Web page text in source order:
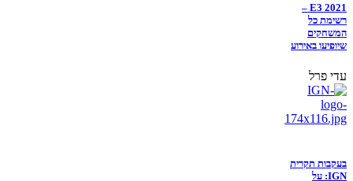
E3 2021 –
רשימת כל
המשחקים
שיופיעו באירוע
עדי פרל
בעקבות תקרית
IGN: על